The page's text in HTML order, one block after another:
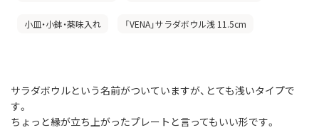
小皿・小鉢・薬味入れ 「VENA」サラダボウル浅 11.5cm
サラダボウルという名前がついていますが、とても浅いタイプで
す。
ちょっと縁が立ち上がったプレートと言ってもいい形です。